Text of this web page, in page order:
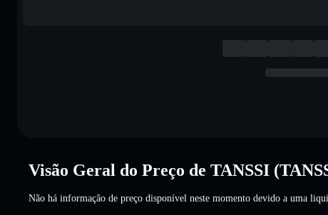
Visão Geral do Preço de TANSSI
Não há informação de preço disponível neste momento devido a uma